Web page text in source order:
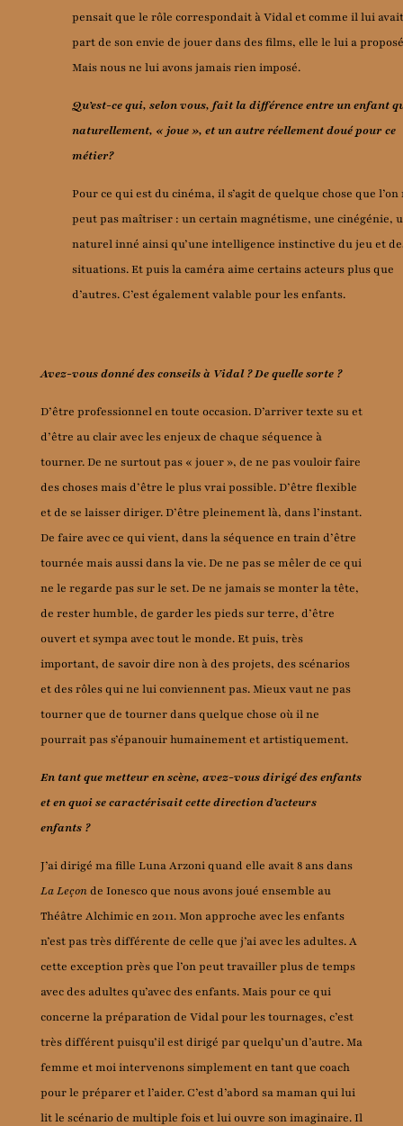
pensait que le rôle correspondait à Vidal et comme il lui
part de son envie de jouer dans des films, elle le lui a
Mais nous ne lui avons jamais rien imposé.
Qu’est-ce qui, selon vous, fait la différence entre un enfant
naturellement, « joue », et un autre réellement doué pour ce
métier?
Pour ce qui est du cinéma, il s’agit de quelque chose que l’on
peut pas maîtriser : un certain magnétisme, une cinégénie,
naturel inné ainsi qu’une intelligence instinctive du jeu et
situations. Et puis la caméra aime certains acteurs plus que
d’autres. C’est également valable pour les enfants.
Avez-vous donné des conseils à Vidal ? De quelle sorte ?
D’être professionnel en toute occasion. D’arriver texte su et
d’être au clair avec les enjeux de chaque séquence à
tourner. De ne surtout pas « jouer », de ne pas vouloir faire
des choses mais d’être le plus vrai possible. D’être flexible
et de se laisser diriger. D’être pleinement là, dans l’instant.
De faire avec ce qui vient, dans la séquence en train d’être
tournée mais aussi dans la vie. De ne pas se mêler de ce qui
ne le regarde pas sur le set. De ne jamais se monter la tête,
de rester humble, de garder les pieds sur terre, d’être
ouvert et sympa avec tout le monde. Et puis, très
important, de savoir dire non à des projets, des scénarios
et des rôles qui ne lui conviennent pas. Mieux vaut ne pas
tourner que de tourner dans quelque chose où il ne
pourrait pas s’épanouir humainement et artistiquement.
En tant que metteur en scène, avez-vous dirigé des enfants
et en quoi se caractérisait cette direction d’acteurs
enfants ?
J’ai dirigé ma fille Luna Arzoni quand elle avait 8 ans dans
La Leçonde Ionesco que nous avons joué ensemble au
Théâtre Alchimic en 2011. Mon approche avec les enfants
n’est pas très différente de celle que j’ai avec les adultes. A
cette exception près que l’on peut travailler plus de temps
avec des adultes qu’avec des enfants. Mais pour ce qui
concerne la préparation de Vidal pour les tournages, c’est
très différent puisqu’il est dirigé par quelqu’un d’autre. Ma
femme et moi intervenons simplement en tant que coach
pour le préparer et l’aider. C’est d’abord sa maman qui lui
lit le scénario de multiple fois et lui ouvre son imaginaire. Il